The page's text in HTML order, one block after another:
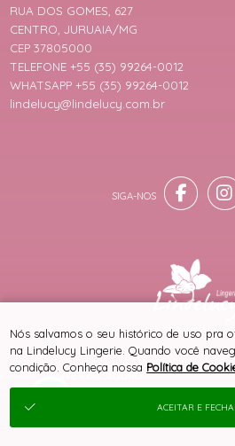
SITE 100% SEGURO
RUA DOS GOMES, 627
CENTRO, JURUAIA/MG
CEP 37805000
TELEFONE +55 (35) 99264-0012
WHATSAPP +55 (35) 99264-0012
lindelucy@lindelucy.com.br
® TODOS DIREITOS
Nós salvamos o seu histórico de uso pra
na Lindelucy Lingerie. Quando você
condição. Conheça nossa Política de
ACEITAR E